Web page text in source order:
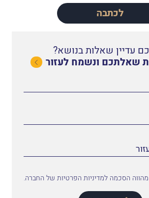
לכתבה
עדיין שאלות בנושא?
שאלתכם ונשמח לעזור
הסכמה למדיניות הפרטיות של החברה.